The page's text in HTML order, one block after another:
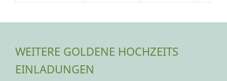
WEITERE GOLDENE HOCHZEITS
EINLADUNGEN